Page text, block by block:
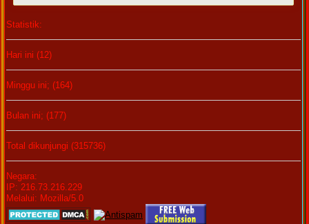
Statistik:
Hari ini (12)
Minggu ini; (164)
Bulan ini; (177)
Total dikunjungi (315736)
Negara:
IP: 216.73.216.229
Melalui: Mozilla/5.0